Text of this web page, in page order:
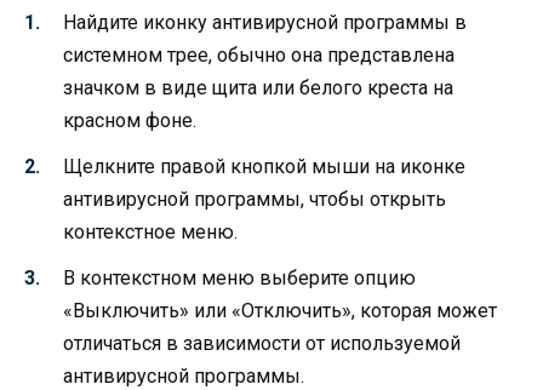
Найдите иконку антивирусной программы в
системном трее, обычно она представлена
значком в виде щита или белого креста на
красном фоне.
Щелкните правой кнопкой мыши на иконке
антивирусной программы, чтобы открыть
контекстное меню.
В контекстном меню выберите опцию
«Выключить» или «Отключить», которая может
отличаться в зависимости от используемой
антивирусной программы.